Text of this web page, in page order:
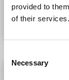
provided to
of their services.
Selection
Necessary
Fiche